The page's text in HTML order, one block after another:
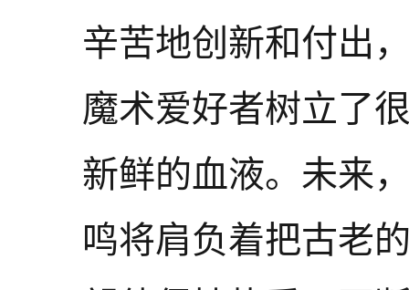
辛苦地创新和付出
魔术爱好者树立了
新鲜的血液。未来
鸣将肩负着把古老